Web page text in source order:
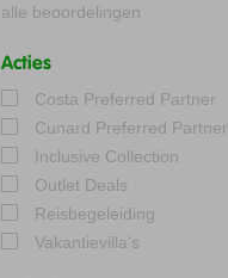
alle beoordelingen
Acties
Costa Preferred Partner
Cunard Preferred Partner
Inclusive Collection
Outlet Deals
Reisbegeleiding
Vakantievilla's